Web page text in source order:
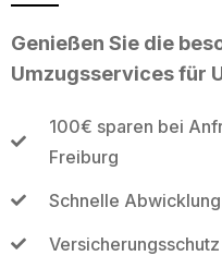
Genießen Sie die
Umzugsservices für
100€ sparen bei
Freiburg
Schnelle